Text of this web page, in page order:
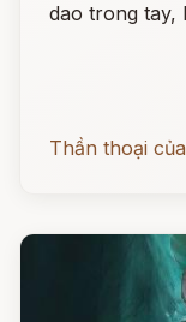
dao trong tay,
Thần thoại